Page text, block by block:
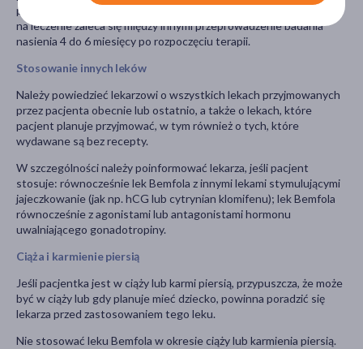
produktem Bemfola nie jest skuteczna. W celu oceny odpowiedzi
na leczenie zaleca się między innymi przeprowadzenie badania
nasienia 4 do 6 miesięcy po rozpoczęciu terapii.
Stosowanie innych leków
Należy powiedzieć lekarzowi o wszystkich lekach przyjmowanych
przez pacjenta obecnie lub ostatnio, a także o lekach, które
pacjent planuje przyjmować, w tym również o tych, które
wydawane są bez recepty.
W szczególności należy poinformować lekarza, jeśli pacjent
stosuje: równocześnie lek Bemfola z innymi lekami stymulującymi
jajeczkowanie (jak np. hCG lub cytrynian klomifenu); lek Bemfola
równocześnie z agonistami lub antagonistami hormonu
uwalniającego gonadotropiny.
Ciąża i karmienie piersią
Jeśli pacjentka jest w ciąży lub karmi piersią, przypuszcza, że może
być w ciąży lub gdy planuje mieć dziecko, powinna poradzić się
lekarza przed zastosowaniem tego leku.
Nie stosować leku Bemfola w okresie ciąży lub karmienia piersią.